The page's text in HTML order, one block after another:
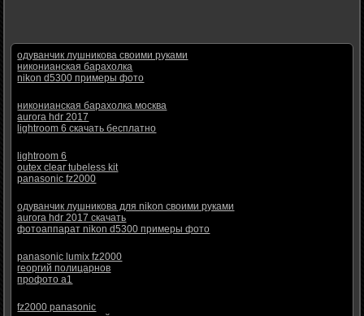
одуванчик лушникова своими руками
никонианская барахолка
nikon d5300 примеры фото
никонианская барахолка москва
aurora hdr 2017
lightroom 6 скачать бесплатно
lightroom 6
outex clear tubeless kit
panasonic fz2000
одуванчик лушникова для nikon своими руками
aurora hdr 2017 скачать
фотоаппарат nikon d5300 примеры фото
panasonic lumix fz2000
георгий полицарнов
профото а1
fz2000 panasonic